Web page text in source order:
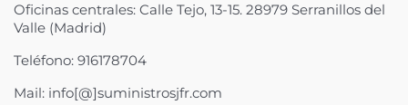
Oficinas centrales: Calle Tejo, 13-15. 28979 Serranillos del
Valle (Madrid)
Teléfono: 916178704
Mail: info[@]suministrosjfr.com